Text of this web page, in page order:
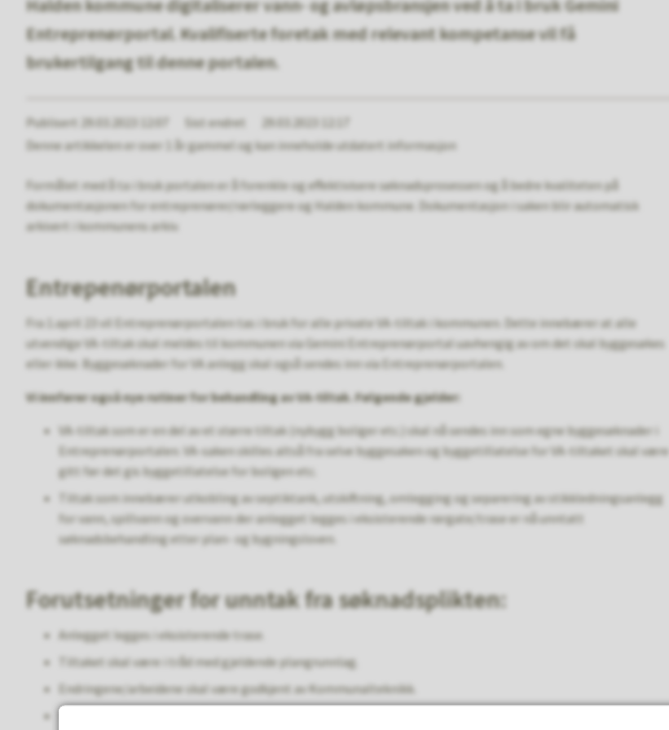
Halden kommune digitaliserer vann- og avløpsbransjen ved å ta i bruk Gemini
Entreprenørportal. Kvalifiserte foretak med relevant kompetanse vil få
brukertilgang til denne portalen.
Publisert 29.03.2023 12:07 Sist endret
29.03.2023 12:17
Denne artikkelen er over 1 år gammel og kan inneholde utdatert informasjon
Formålet med å ta i bruk portalen er å forenkle og effektivisere søknadsprosessen og å bedre kvaliteten på
dokumentasjonen for entreprenører/rørleggere og Halden kommune. Dokumentasjon i saken blir automatisk
arkivert i kommunens arkiv.
Entrepenørportalen
Fra 1.april 23 vil Entreprenørportalen tas i bruk for alle private VA-tiltak i kommunen. Dette innebærer at alle
utvendige VA-tiltak skal meldes til kommunen via Gemini Entreprenørportal uavhengig av om det skal byggesøkes
eller ikke. Byggesøknader for VA anlegg skal også sendes inn via Entreprenørportalen.
Vi innfører også nye rutiner for behandling av VA-tiltak. Følgende gjelder:
VA-tiltak som er en del av et større tiltak (nybygg boliger etc.) skal nå sendes inn som egne byggesøknader i
Entreprenørportalen. VA-saken skilles altså fra selve byggesaken og byggetillatelse for VA-tiltaket skal være
gitt før det gis byggetillatelse for boligen etc.
Tiltak som innebærer utkobling av septiktank, utskiftning, omlegging og separering av stikkledningsanlegg
for vann, spillvann og overvann der anlegget legges i eksisterende rørgate/trase er nå unntatt
søknadsbehandling etter plan- og bygningsloven.
Forutsetninger for unntak fra søknadsplikten:
Anlegget legges i eksisterende trase.
Tiltaket skal være i tråd med gjeldende plangrunnlag.
Endringene/arbeidene skal være godkjent av Kommunalteknikk.